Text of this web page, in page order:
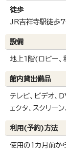
徒歩
JR吉祥寺駅徒歩
設備
地上1階(ロビー、
館内貸出備品
テレビ、ビデオ、
ェクタ、スクリー
利用(予約)方法
使用の1カ月前か